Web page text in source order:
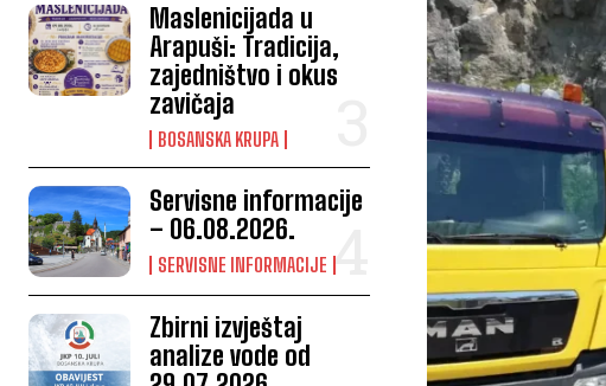
Maslenicijada u
Arapuši: Tradicija,
zajedništvo i okus
zavičaja
BOSANSKA KRUPA
Servisne informacije
– 06.08.2026.
SERVISNE INFORMACIJE
Zbirni izvještaj
analize vode od